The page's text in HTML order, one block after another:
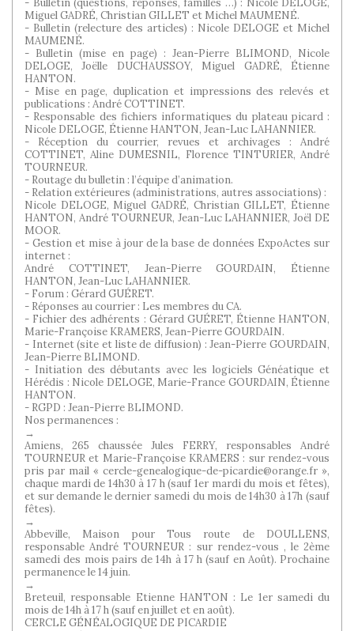
- Bulletin (questions, réponses, familles …) : Nicole DELOGE,
Miguel GADRÉ, Christian GILLET et Michel MAUMENÉ.
- Bulletin (relecture des articles) : Nicole DELOGE et Michel
MAUMENÉ.
- Bulletin (mise en page) : Jean-Pierre BLIMOND, Nicole
DELOGE, Joëlle DUCHAUSSOY, Miguel GADRÉ, Étienne
HANTON.
- Mise en page, duplication et impressions des relevés et
publications : André COTTINET.
- Responsable des fichiers informatiques du plateau picard :
Nicole DELOGE, Étienne HANTON, Jean-Luc LAHANNIER.
- Réception du courrier, revues et archivages : André
COTTINET, Aline DUMESNIL, Florence TINTURIER, André
TOURNEUR.
- Routage du bulletin : l’équipe d’animation.
- Relation extérieures (administrations, autres associations) :
Nicole DELOGE, Miguel GADRÉ, Christian GILLET, Étienne
HANTON, André TOURNEUR, Jean-Luc LAHANNIER, Joël DE
MOOR.
- Gestion et mise à jour de la base de données ExpoActes sur
internet :
André COTTINET, Jean-Pierre GOURDAIN, Étienne
HANTON, Jean-Luc LAHANNIER.
- Forum : Gérard GUÉRET.
- Réponses au courrier : Les membres du CA.
- Fichier des adhérents : Gérard GUÉRET, Étienne HANTON,
Marie-Françoise KRAMERS, Jean-Pierre GOURDAIN.
- Internet (site et liste de diffusion) : Jean-Pierre GOURDAIN,
Jean-Pierre BLIMOND.
- Initiation des débutants avec les logiciels Généatique et
Hérédis : Nicole DELOGE, Marie-France GOURDAIN, Étienne
HANTON.
- RGPD : Jean-Pierre BLIMOND.
Nos permanences :
→
Amiens, 265 chaussée Jules FERRY, responsables André
TOURNEUR et Marie-Françoise KRAMERS : sur rendez-vous
pris par mail « cercle-genealogique-de-picardie@orange.fr »,
chaque mardi de 14h30 à 17 h (sauf 1er mardi du mois et fêtes),
et sur demande le dernier samedi du mois de 14h30 à 17h (sauf
fêtes).
→
Abbeville, Maison pour Tous route de DOULLENS,
responsable André TOURNEUR : sur rendez-vous , le 2ème
samedi des mois pairs de 14h à 17 h (sauf en Août). Prochaine
permanence le 14 juin.
→
Breteuil, responsable Etienne HANTON : Le 1er samedi du
mois de 14h à 17 h (sauf en juillet et en août).
CERCLE GÉNÉALOGIQUE DE PICARDIE